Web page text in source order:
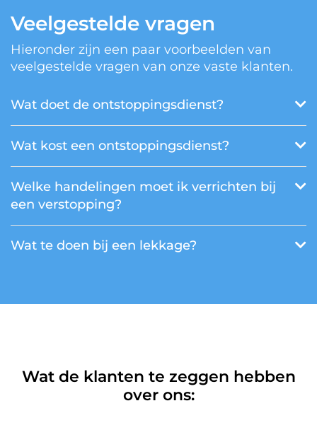
Veelgestelde vragen
Hieronder zijn een paar voorbeelden van
veelgestelde vragen van onze vaste klanten.
Wat doet de ontstoppingsdienst?
Wat kost een ontstoppingsdienst?
Welke handelingen moet ik verrichten bij
een verstopping?
Wat te doen bij een lekkage?
Wat de klanten te zeggen hebben
over ons: